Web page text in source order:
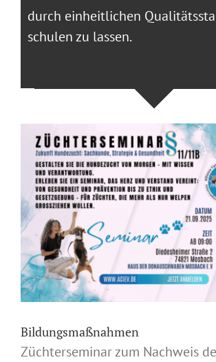
durch einheitlichen
schulen zu lassen.
Bildungsmaßnahmen
Züchterseminar zum Nachweis